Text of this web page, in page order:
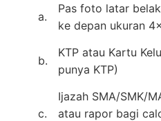
a.
Pas foto latar
ke depan ukuran
b.
KTP atau Kartu
punya KTP)
c.
Ijazah SMA/SMK/
atau rapor bagi